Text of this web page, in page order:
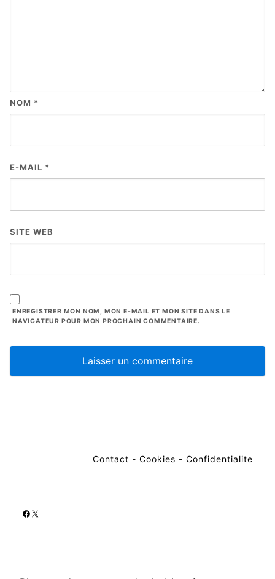
NOM *
E-MAIL *
SITE WEB
ENREGISTRER MON NOM, MON E-MAIL ET MON SITE DANS LE
NAVIGATEUR POUR MON PROCHAIN COMMENTAIRE.
Contact - Cookies - Confidentialite
Facebook
X